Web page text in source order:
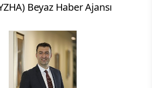
Beyaz Haber Ajansı